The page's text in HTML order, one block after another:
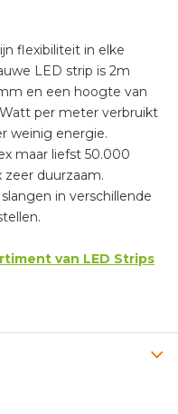
flexibiliteit in elke
LED strip is 2m
en een hoogte van
per meter verbruikt
weinig energie.
maar liefst 50.000
zeer duurzaam.
in verschillende
van LED Strips